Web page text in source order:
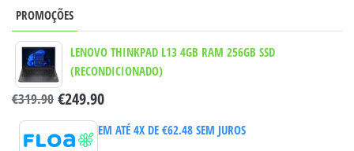
PROMOÇÕES
LENOVO THINKPAD L13 4GB RAM 256GB SSD
(RECONDICIONADO)
€319.90 €249.90
EM ATÉ 4X DE €62.48SEM JUROS